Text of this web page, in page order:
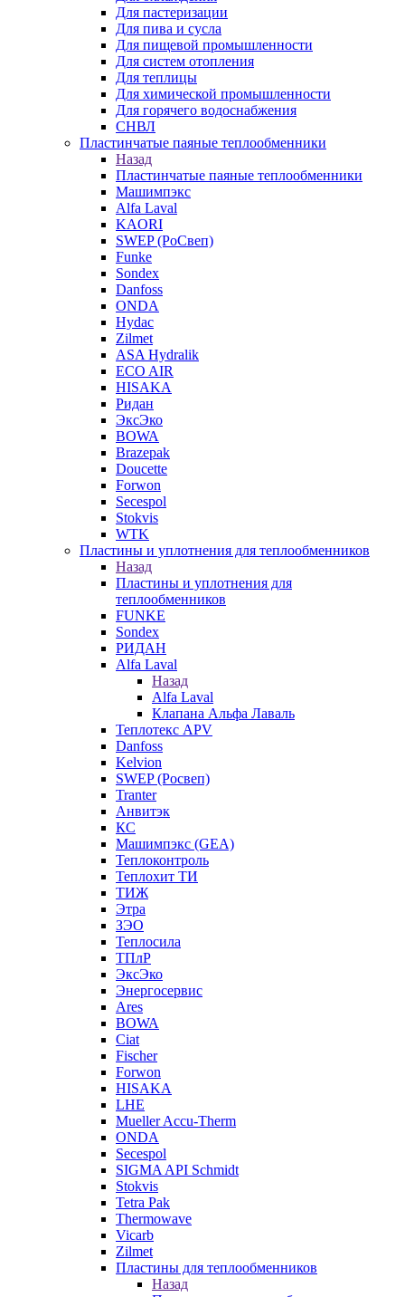
Для пастеризации
Для пива и сусла
Для пищевой промышленности
Для систем отопления
Для теплицы
Для химической промышленности
Для горячего водоснабжения
СНВЛ
Пластинчатые паяные теплообменники
Назад
Пластинчатые паяные теплообменники
Машимпэкс
Alfa Laval
KAORI
SWEP (РоСвеп)
Funke
Sondex
Danfoss
ONDA
Hydac
Zilmet
ASA Hydralik
ECO AIR
HISAKA
Ридан
ЭксЭко
BOWA
Brazepak
Doucette
Forwon
Secespol
Stokvis
WTK
Пластины и уплотнения для теплообменников
Назад
Пластины и уплотнения для
теплообменников
FUNKE
Sondex
РИДАН
Alfa Laval
Назад
Alfa Laval
Клапана Альфа Лаваль
Теплотекс APV
Danfoss
Kelvion
SWEP (Росвеп)
Tranter
Анвитэк
КС
Машимпэкс (GEA)
Теплоконтроль
Теплохит ТИ
ТИЖ
Этра
ЗЭО
Теплосила
ТПлР
ЭксЭко
Энергосервис
Ares
BOWA
Ciat
Fischer
Forwon
HISAKA
LHE
Mueller Accu-Therm
ONDA
Secespol
SIGMA API Schmidt
Stokvis
Tetra Pak
Thermowave
Vicarb
Zilmet
Пластины для теплообменников
Назад